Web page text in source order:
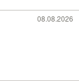
08.08.2026